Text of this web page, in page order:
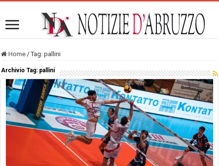
Home / Tag:pallini
Archivio Tag: pallini